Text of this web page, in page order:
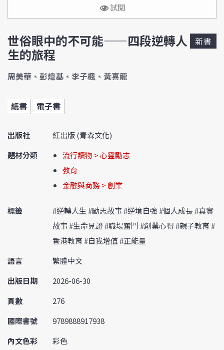
試閱
世俗眼中的不可能——四段逆轉人
生的旅程
新書
周美華、彭煒基、李子楓、黃喜龍
紙書 電子書
出版社
紅出版 (青森文化)
題材分類
流行讀物 > 心靈勵志
教育
金融與商務 > 創業
標籤
#逆轉人生 #勵志故事 #逆境自強 #個人成長 #真實
故事 #生命見證 #職場奮鬥 #創業心得 #親子教育 #
香港教育 #自我增值 #正能量
語言
繁體中文
出版日期
2026-06-30
頁數
276
國際書號
9789888917938
內文色彩
彩色